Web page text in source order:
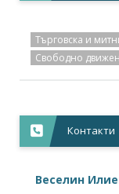
Търговска и
Свободно
Контакти
Веселин